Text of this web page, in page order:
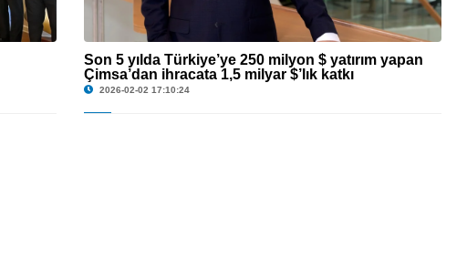
© Son 5 yılda Türkiye’ye 250 milyon $ yatırım yapan Çimsa’dan ihracata 1,5
milyar $’lık katkı
Son 5 yılda Türkiye’ye 250 milyon $ yatırım yapan
Çimsa’dan ihracata 1,5 milyar $’lık katkı
2026-02-02 17:10:24